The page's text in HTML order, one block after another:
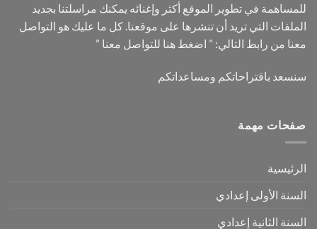
للمساهمة في تطوير الموقع أكثر وإغنائه يمكنك مراسلتنا بجديد
الملفات التي تريد أن تنشرها على موقعنا. كل ما عليك هو التواصل
معنا من رابط التالي: ” اضغط هنا للتواصل معنا ”
سنسعد باقتراحاتكم ومساعداتكم
صفحات مهمة
الرئيسية
السنة الأولى إعدادي
السنة الثانية إعدادي